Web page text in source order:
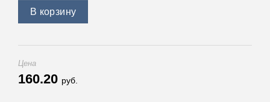
В корзину
Цена
160.20 руб.